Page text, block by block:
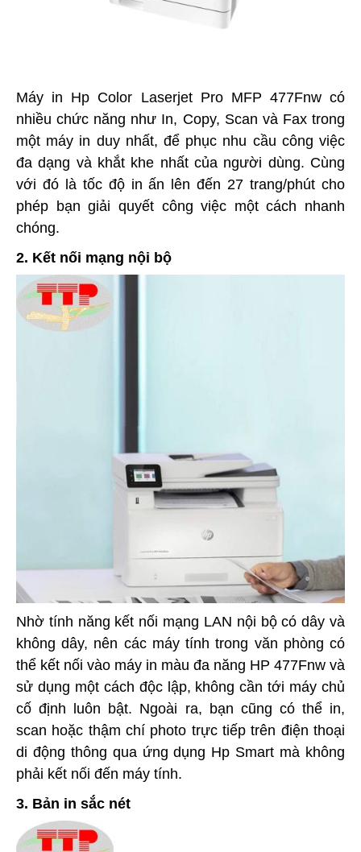
Máy in Hp Color Laserjet Pro MFP 477Fnw có
nhiều chức năng như In, Copy, Scan và Fax trong
một máy in duy nhất, để phục nhu cầu công việc
đa dạng và khắt khe nhất của người dùng. Cùng
với đó là tốc độ in ấn lên đến 27 trang/phút cho
phép bạn giải quyết công việc một cách nhanh
chóng.
2. Kết nối mạng nội bộ
Nhờ tính năng kết nối mạng LAN nội bộ có dây và
không dây, nên các máy tính trong văn phòng có
thể kết nối vào máy in màu đa năng HP 477Fnw và
sử dụng một cách độc lập, không cần tới máy chủ
cố định luôn bật. Ngoài ra, bạn cũng có thể in,
scan hoặc thậm chí photo trực tiếp trên điện thoại
di động thông qua ứng dụng Hp Smart mà không
phải kết nối đến máy tính.
3. Bản in sắc nét